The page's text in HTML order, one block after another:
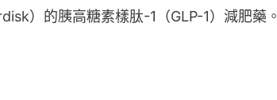
）的胰高糖素樣肽-1（GLP-1）減肥藥。